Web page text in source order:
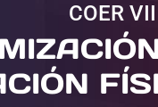
COER